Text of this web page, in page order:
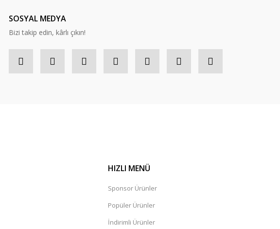
SOSYAL MEDYA
Bizi takip edin, kârlı çıkın!
HIZLI MENÜ
Sponsor Ürünler
Popüler Ürünler
İndirimli Ürünler